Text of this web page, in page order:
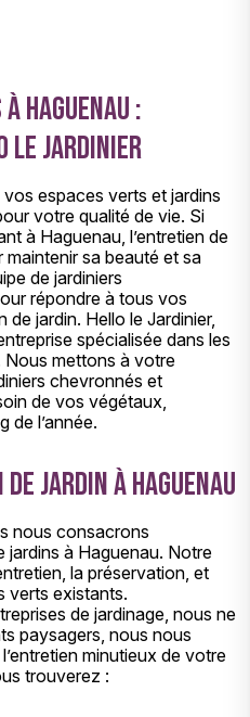
Haguenau :
le Jardinier
espaces verts et jardins
votre qualité de vie. Si
à Haguenau, l’entretien de
sa beauté et sa
de jardiniers
répondre à tous vos
de jardin. Hello le Jardinier,
spécialisée dans les
Nous mettons à votre
chevronnés et
de vos végétaux,
de l’année.
jardin à Haguenau
nous consacrons
jardins à Haguenau. Notre
la préservation, et
verts existants.
de jardinage, nous ne
paysagers, nous nous
minutieux de votre
trouverez :